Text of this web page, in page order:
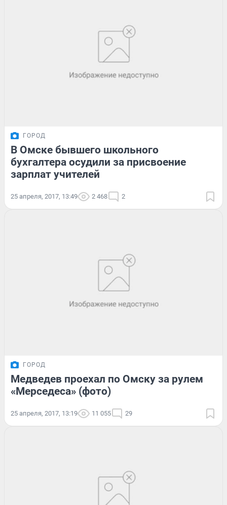
ГОРОД
В Омске бывшего школьного
бухгалтера осудили за присвоение
зарплат учителей
25 апреля, 2017, 13:49 2 468 2
ГОРОД
Медведев проехал по Омску за рулем
«Мерседеса» (фото)
25 апреля, 2017, 13:19 11 055 29